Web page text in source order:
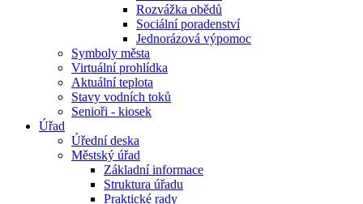
Rozvážka obědů
Sociální poradenství
Jednorázová výpomoc
Symboly města
Virtuální prohlídka
Aktuální teplota
Stavy vodních toků
Senioři - kiosek
Úřad
Úřední deska
Městský úřad
Základní informace
Struktura úřadu
Praktické rady